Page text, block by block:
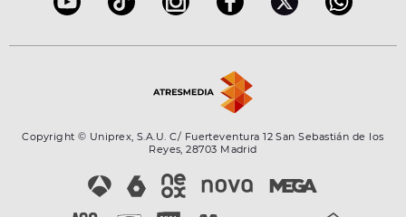
Copyright © Uniprex, S.A.U. C/ Fuerteventura 12 San Sebastián de los
Reyes, 28703 Madrid